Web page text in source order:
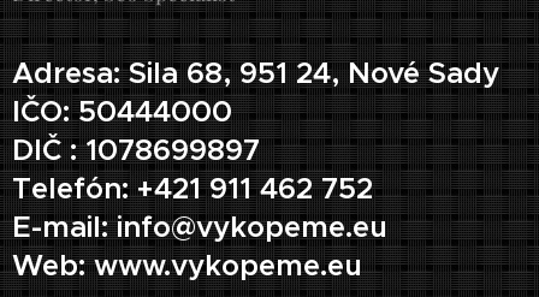
Adresa: Sila 68, 951 24, Nové Sady
IČO: 50444000
DIČ : 1078699897
Telefón: +421 911 462 752
E-mail: info@vykopeme.eu
Web: www.vykopeme.eu